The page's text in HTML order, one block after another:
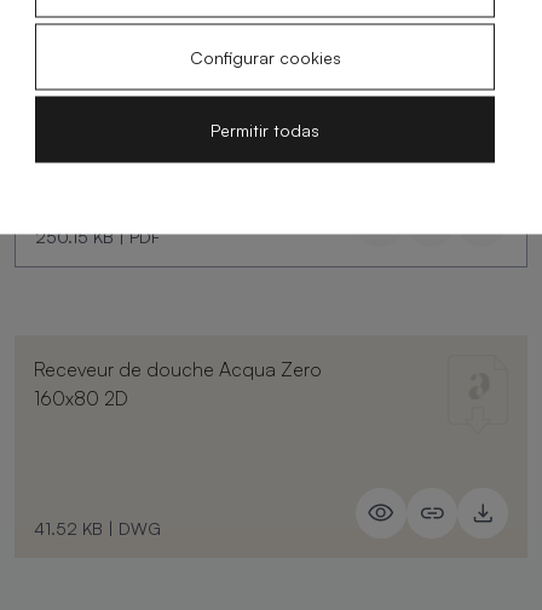
250.15 KB|PDF
Receveur de douche Acqua Zero
160x80 2D
41.52 KB | DWG
Configurar cookies
Permitir todas